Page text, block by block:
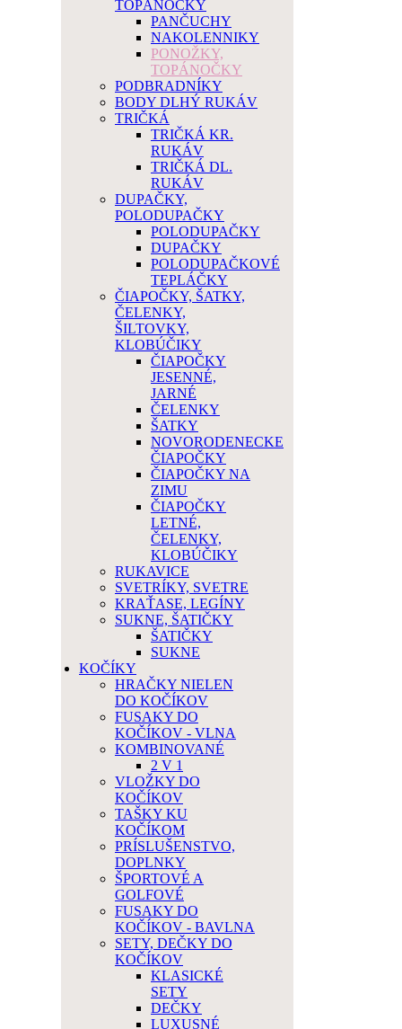
TOPÁNOČKY
PANČUCHY
NAKOLENNIKY
PONOŽKY,
TOPÁNOČKY
PODBRADNÍKY
BODY DLHÝ RUKÁV
TRIČKÁ
TRIČKÁ KR.
RUKÁV
TRIČKÁ DL.
RUKÁV
DUPAČKY,
POLODUPAČKY
POLODUPAČKY
DUPAČKY
POLODUPAČKOVÉ
TEPLÁČKY
ČIAPOČKY, ŠATKY,
ČELENKY,
ŠILTOVKY,
KLOBÚČIKY
ČIAPOČKY
JESENNÉ,
JARNÉ
ČELENKY
ŠATKY
NOVORODENECKE
ČIAPOČKY
ČIAPOČKY NA
ZIMU
ČIAPOČKY
LETNÉ,
ČELENKY,
KLOBÚČIKY
RUKAVICE
SVETRÍKY, SVETRE
KRAŤASE, LEGÍNY
SUKNE, ŠATIČKY
ŠATIČKY
SUKNE
KOČÍKY
HRAČKY NIELEN
DO KOČÍKOV
FUSAKY DO
KOČÍKOV - VLNA
KOMBINOVANÉ
2 V 1
VLOŽKY DO
KOČÍKOV
TAŠKY KU
KOČÍKOM
PRÍSLUŠENSTVO,
DOPLNKY
ŠPORTOVÉ A
GOLFOVÉ
FUSAKY DO
KOČÍKOV - BAVLNA
SETY, DEČKY DO
KOČÍKOV
KLASICKÉ
SETY
DEČKY
LUXUSNÉ